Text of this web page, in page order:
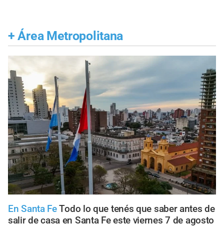
+ Área Metropolitana
En Santa FeTodo lo que tenés que saber antes de
salir de casa en Santa Fe este viernes 7 de agosto